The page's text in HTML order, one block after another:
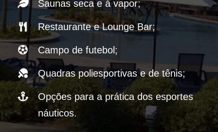
Saunas seca e à vapor;
Restaurante e Lounge Bar;
Campo de futebol;
Quadras poliesportivas e de tênis;
Opções para a prática dos esportes
náuticos.